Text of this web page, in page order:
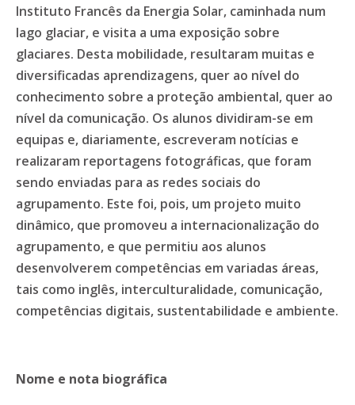
Instituto Francês da Energia Solar, caminhada num
lago glaciar, e visita a uma exposição sobre
glaciares. Desta mobilidade, resultaram muitas e
diversificadas aprendizagens, quer ao nível do
conhecimento sobre a proteção ambiental, quer ao
nível da comunicação. Os alunos dividiram-se em
equipas e, diariamente, escreveram notícias e
realizaram reportagens fotográficas, que foram
sendo enviadas para as redes sociais do
agrupamento. Este foi, pois, um projeto muito
dinâmico, que promoveu a internacionalização do
agrupamento, e que permitiu aos alunos
desenvolverem competências em variadas áreas,
tais como inglês, interculturalidade, comunicação,
competências digitais, sustentabilidade e ambiente.
Nome e nota biográfica